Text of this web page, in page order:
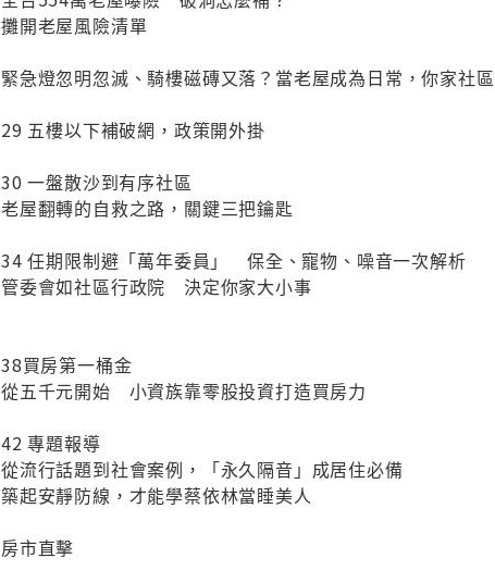
攤開老屋風險清單
緊急燈忽明忽滅、騎樓磁磚又落？當老屋成為日常，你家社
29 五樓以下補破網，政策開外掛
30 一盤散沙到有序社區
老屋翻轉的自救之路，關鍵三把鑰匙
34 任期限制避「萬年委員」 保全、寵物、噪音一次解析
管委會如社區行政院 決定你家大小事
38買房第一桶金
從五千元開始 小資族靠零股投資打造買房力
42 專題報導
從流行話題到社會案例，「永久隔音」成居住必備
築起安靜防線，才能學蔡依林當睡美人
房市直擊